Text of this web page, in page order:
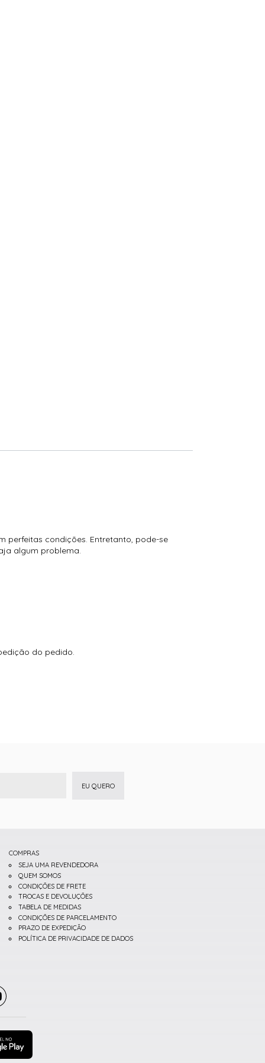
perfeitas condições. Entretanto, pode-se
algum problema.
do pedido.
EU QUERO
COMPRAS
SEJA UMA REVENDEDORA
QUEM SOMOS
CONDIÇÕES DE FRETE
TROCAS E DEVOLUÇÕES
TABELA DE MEDIDAS
CONDIÇÕES DE PARCELAMENTO
PRAZO DE EXPEDIÇÃO
POLÍTICA DE PRIVACIDADE DE DADOS